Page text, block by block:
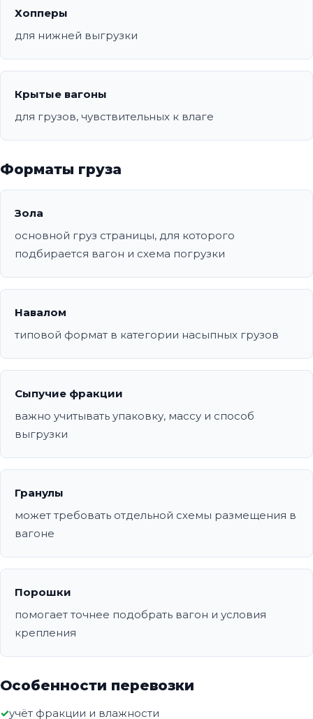
Хопперы
для нижней выгрузки
Крытые вагоны
для грузов, чувствительных к влаге
Форматы груза
Зола
основной груз страницы, для которого
подбирается вагон и схема погрузки
Навалом
типовой формат в категории насыпных грузов
Сыпучие фракции
важно учитывать упаковку, массу и способ
выгрузки
Гранулы
может требовать отдельной схемы размещения в
вагоне
Порошки
помогает точнее подобрать вагон и условия
крепления
Особенности перевозки
учёт фракции и влажности